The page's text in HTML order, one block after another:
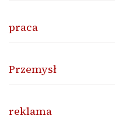
praca
Przemysł
reklama